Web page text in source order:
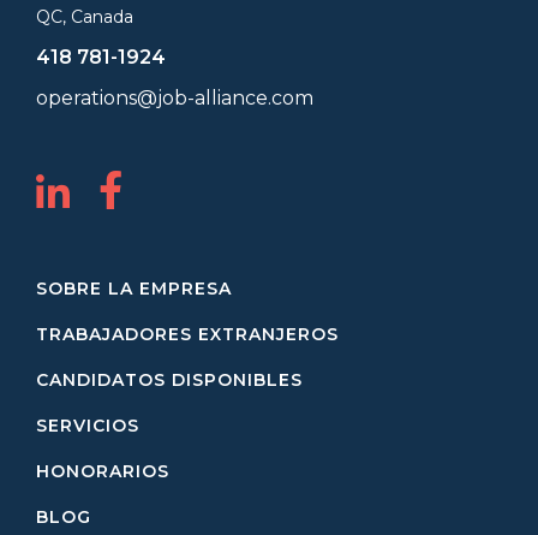
QC, Canada
418 781-1924
operations@job-alliance.com
SOBRE LA EMPRESA
TRABAJADORES EXTRANJEROS
CANDIDATOS DISPONIBLES
SERVICIOS
HONORARIOS
BLOG